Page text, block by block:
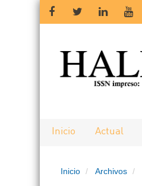
Salto
rápido
de
página
Inicio Actual
Inicio Archivos